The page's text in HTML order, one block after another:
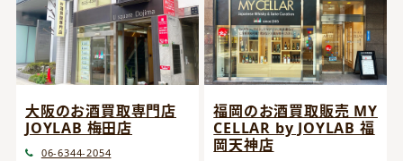
大阪のお酒買取専門店
JOYLAB 梅田店
06-6344-2054
福岡のお酒買取販売 MY
CELLAR by JOYLAB 福
岡天神店